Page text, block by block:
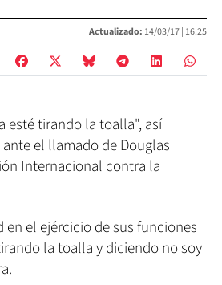
Actualizado: 14/03/17 | 16:25
esté tirando la toalla", así
el llamado de Douglas
Internacional contra la
el ejércicio de sus funciones
la toalla y diciendo no soy